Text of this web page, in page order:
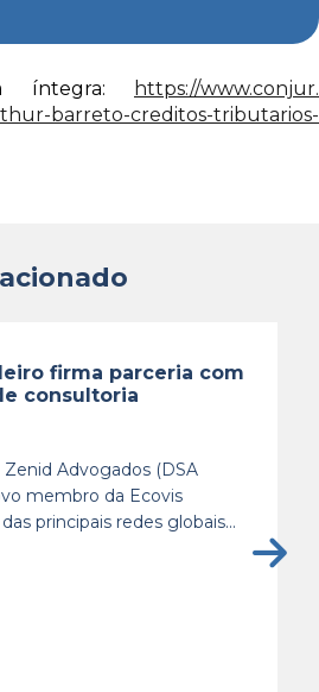
íntegra:
https://www.conjur.
barreto-creditos-tributarios-
firma parceria com
consultoria
Zenid Advogados (DSA
membro da Ecovis
principais redes globais...